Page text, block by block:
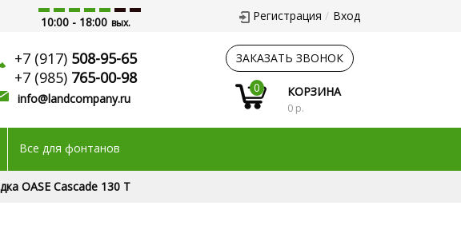
10:00 - 18:00 вых. Регистрация Вход
+7 (917) 508-95-65
+7 (985) 765-00-98
info@landcompany.ru
ЗАКАЗАТЬ ЗВОНОК
0
КОРЗИНА
0 р.
Все для фонтанов
OASE Cascade 130 T